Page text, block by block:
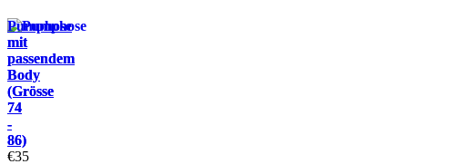
Pumphose
mit
passendem
Body
(Grösse
74
-
86)
€35